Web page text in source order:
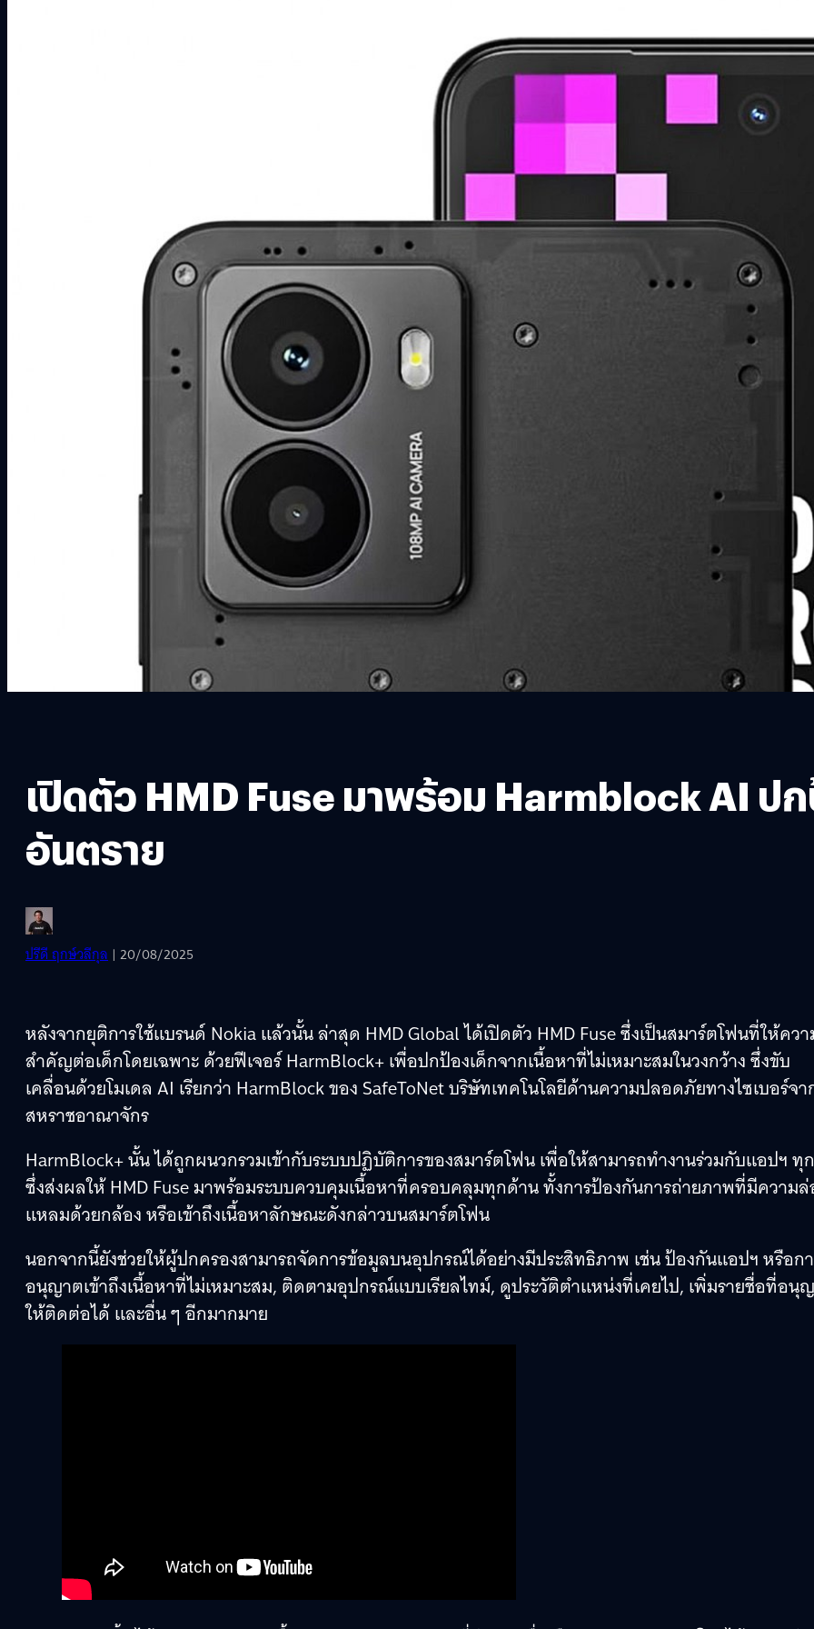
เปิดตัว HMD Fuse มาพร้อม Harmblock AI ป
อันตราย
ปรีดี ฤกษ์วลีกุล | 20/08/2025
หลังจากยุติการใช้แบรนด์ Nokia แล้วนั้น ล่าสุด HMD Global ได้เปิดตัว HMD Fuse ซึ่งเป็นสมาร์ตโฟนที่ให้คว
สำคัญต่อเด็กโดยเฉพาะ ด้วยฟีเจอร์ HarmBlock+ เพื่อปกป้องเด็กจากเนื้อหาที่ไม่เหมาะสมในวงกว้าง ซึ่งขับ
เคลื่อนด้วยโมเดล AI เรียกว่า HarmBlock ของ SafeToNet บริษัทเทคโนโลยีด้านความปลอดภัยทางไซเบอร์จา
สหราชอาณาจักร
HarmBlock+ นั้น ได้ถูกผนวกรวมเข้ากับระบบปฏิบัติการของสมาร์ตโฟน เพื่อให้สามารถทำงานร่วมกับแอปฯ ทุ
ซึ่งส่งผลให้ HMD Fuse มาพร้อมระบบควบคุมเนื้อหาที่ครอบคลุมทุกด้าน ทั้งการป้องกันการถ่ายภาพที่มีความล่
แหลมด้วยกล้อง หรือเข้าถึงเนื้อหาลักษณะดังกล่าวบนสมาร์ตโฟน
นอกจากนี้ยังช่วยให้ผู้ปกครองสามารถจัดการข้อมูลบนอุปกรณ์ได้อย่างมีประสิทธิภาพ เช่น ป้องกันแอปฯ หรือก
อนุญาตเข้าถึงเนื้อหาที่ไม่เหมาะสม, ติดตามอุปกรณ์แบบเรียลไทม์, ดูประวัติตำแหน่งที่เคยไป, เพิ่มรายชื่อที่อนุ
ให้ติดต่อได้ และอื่น ๆ อีกมากมาย